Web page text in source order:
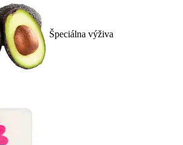
Špeciálna výživa